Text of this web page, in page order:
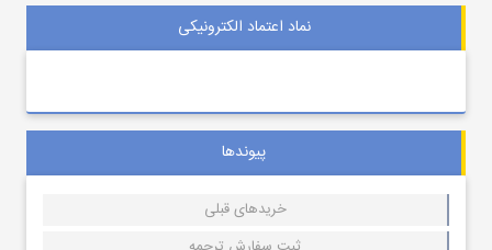
نماد اعتماد الکترونیکی
پیوندها
خریدهای قبلی